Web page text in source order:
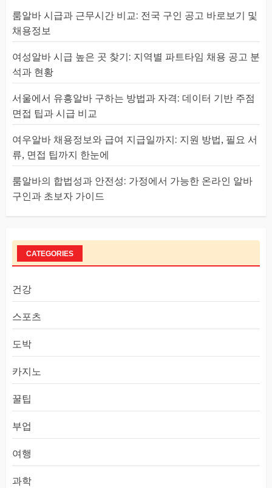
룸알바 시급과 근무시간 비교: 전국 구인 공고 바로보기 및
채용정보
여성알바 시급 높은 곳 찾기: 지역별 파트타임 채용 공고 분
석과 현황
서울에서 유흥알바 구하는 방법과 자격: 데이터 기반 주점
면접 팁과 시급 비교
여우알바 채용정보와 급여 지급일까지: 지원 방법, 필요 서
류, 면접 팁까지 한눈에
룸알바의 합법성과 안전성: 가정에서 가능한 온라인 알바
구인과 초보자 가이드
CATEGORIES
건강
스포츠
도박
카지노
꿀팁
부업
여행
과학